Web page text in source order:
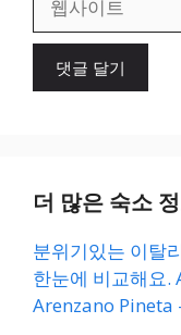
이
더 많은 숙소
분위기있는 이탈
한눈에 비교해요.
Arenzano Pineta